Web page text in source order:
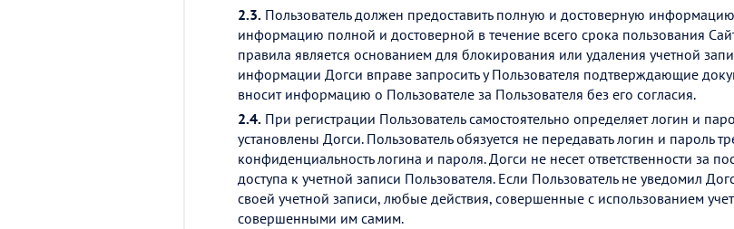
2.3. Пользователь должен предоставить полную и достоверную
информацию полной и достоверной в течение всего срока пользования
правила является основанием для блокирования или удаления учетной
информации Догси вправе запросить у Пользователя подтверждающие
вносит информацию о Пользователе за Пользователя без его согласия.
2.4. При регистрации Пользователь самостоятельно определяет логин и
установлены Догси. Пользователь обязуется не передавать логин и пароль
конфиденциальность логина и пароля. Догси не несет ответственности за
доступа к учетной записи Пользователя. Если Пользователь не уведомил
своей учетной записи, любые действия, совершенные с использованием
совершенными им самим.